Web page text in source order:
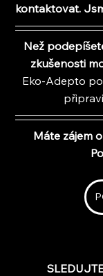
kontaktovat.
Než
zkušenosti
Eko-Adepto
Máte zájem